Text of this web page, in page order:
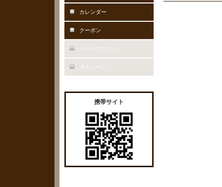
カレンダー
クーポン
メールマガジン
求人ページ
携帯サイト